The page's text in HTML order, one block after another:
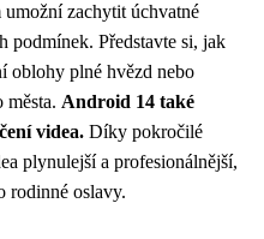
umožní zachytit úchvatné
podmínek. Představte si, jak
oblohy plné hvězd nebo
města. Android 14 také
videa. Díky pokročilé
plynulejší a profesionálnější,
rodinné oslavy.